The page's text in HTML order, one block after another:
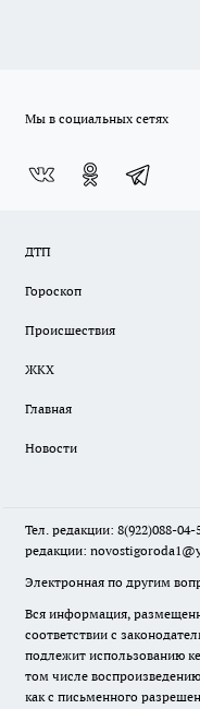
Мы в социальных сетях
ДТП
Гороскоп
Происшествия
ЖКХ
Главная
Новости
Тел. редакции: 8(922)088-
редакции:
Электронная по другим
Вся информация,
соответствии с
подлежит использованию
том числе
как с письменного